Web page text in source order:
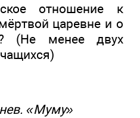
отношение к
царевне и о
(Не менее двух
«Муму»